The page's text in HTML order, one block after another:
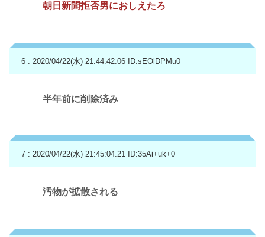
朝日新聞拒否男におしえたろ
6 : 2020/04/22(水) 21:44:42.06 ID:sEOlDPMu0
半年前に削除済み
7 : 2020/04/22(水) 21:45:04.21 ID:35Ai+uk+0
汚物が拡散される